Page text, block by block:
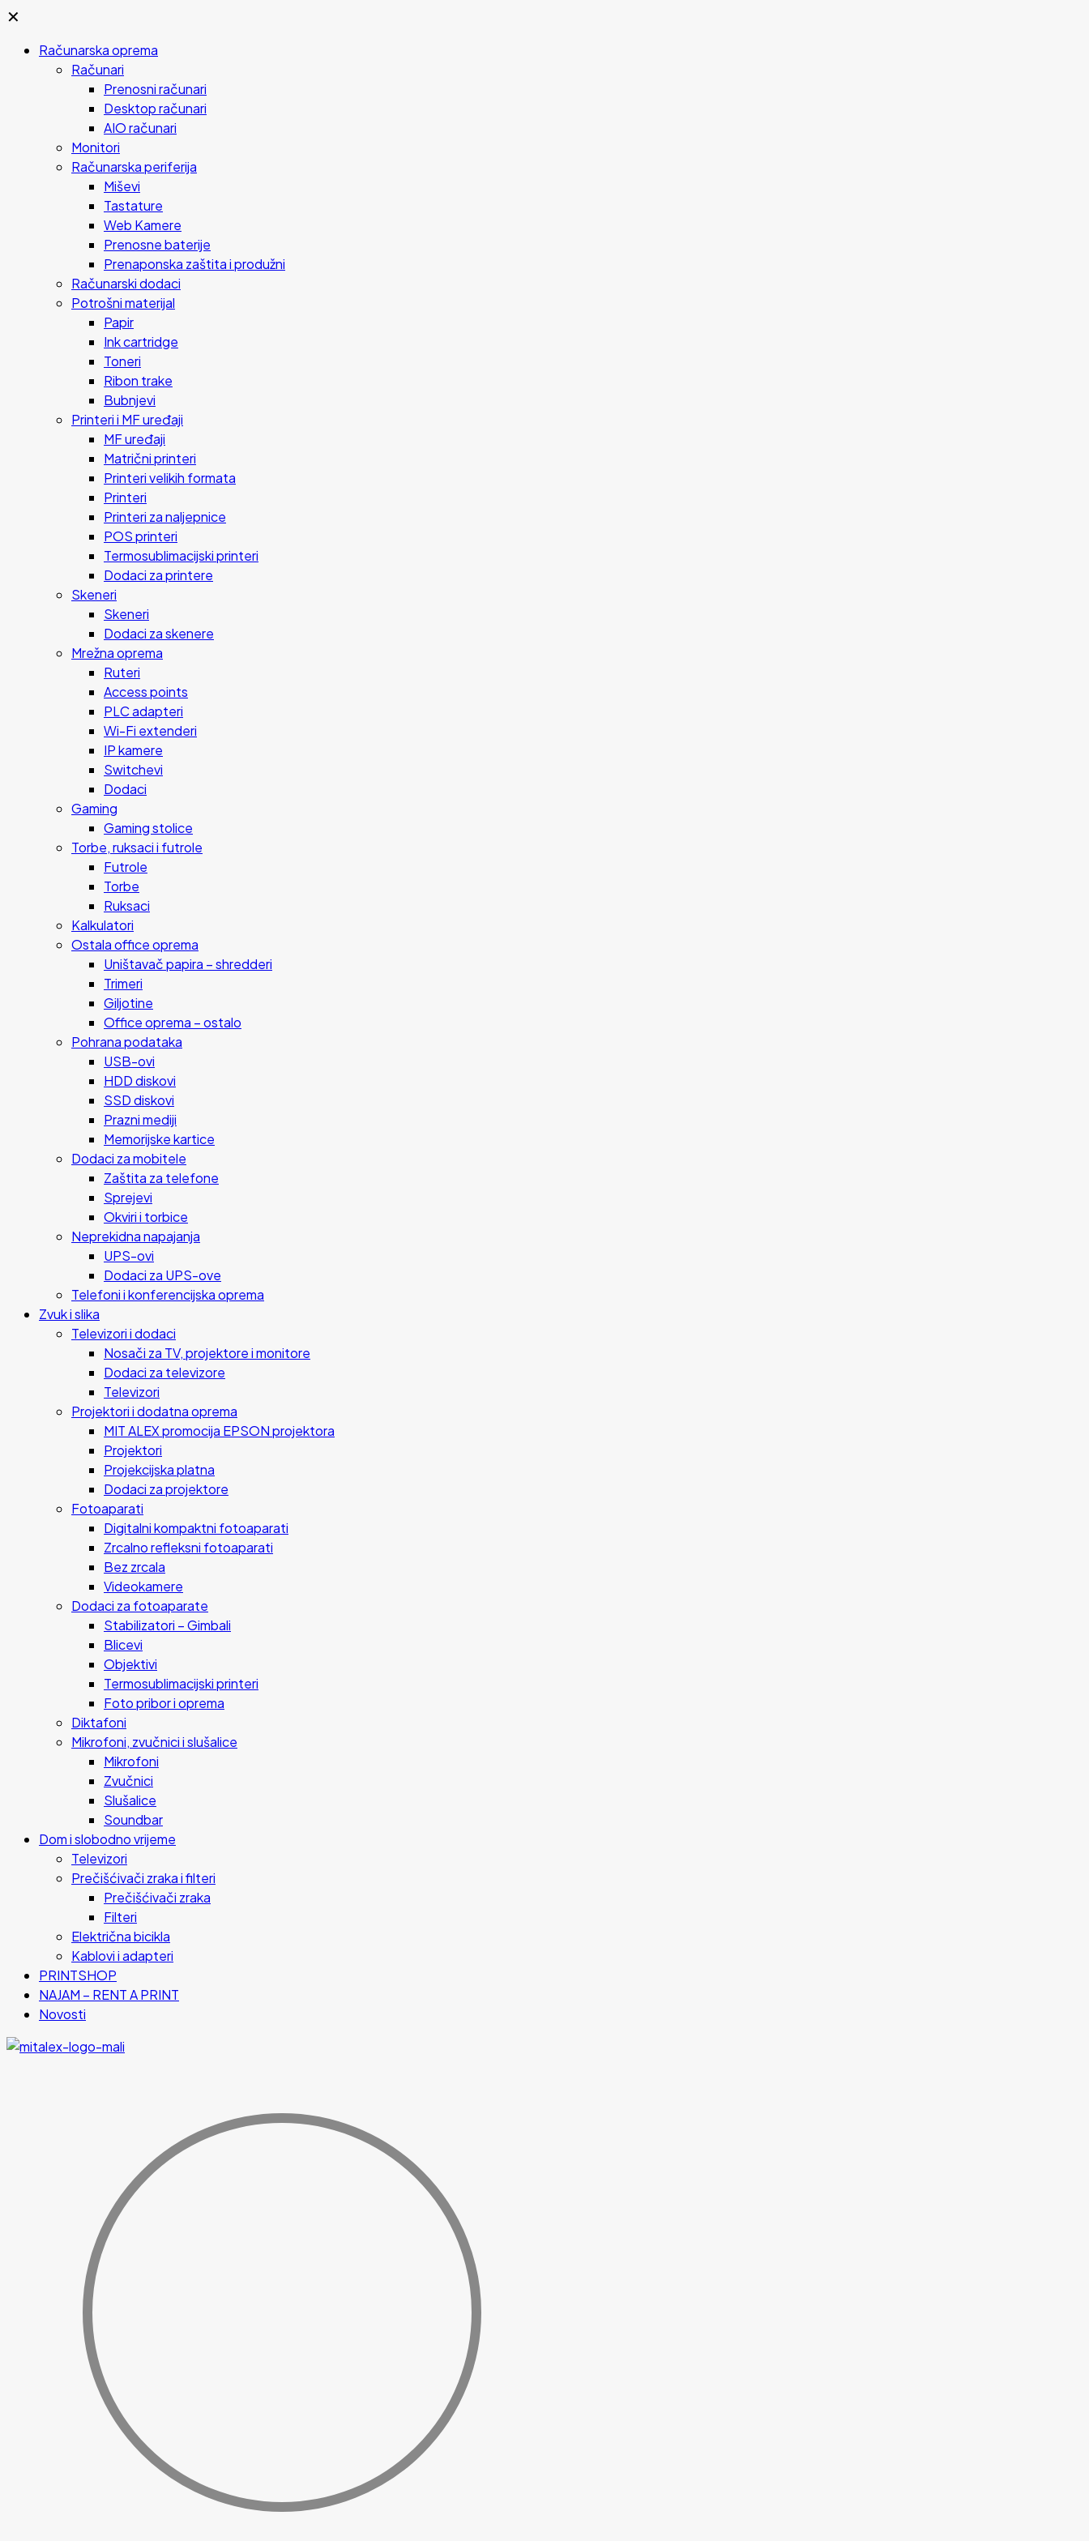
✕
Računarska oprema
Računari
Prenosni računari
Desktop računari
AIO računari
Monitori
Računarska periferija
Miševi
Tastature
Web Kamere
Prenosne baterije
Prenaponska zaštita i produžni
Računarski dodaci
Potrošni materijal
Papir
Ink cartridge
Toneri
Ribon trake
Bubnjevi
Printeri i MF uređaji
MF uređaji
Matrični printeri
Printeri velikih formata
Printeri
Printeri za naljepnice
POS printeri
Termosublimacijski printeri
Dodaci za printere
Skeneri
Skeneri
Dodaci za skenere
Mrežna oprema
Ruteri
Access points
PLC adapteri
Wi-Fi extenderi
IP kamere
Switchevi
Dodaci
Gaming
Gaming stolice
Torbe, ruksaci i futrole
Futrole
Torbe
Ruksaci
Kalkulatori
Ostala office oprema
Uništavač papira – shredderi
Trimeri
Giljotine
Office oprema – ostalo
Pohrana podataka
USB-ovi
HDD diskovi
SSD diskovi
Prazni mediji
Memorijske kartice
Dodaci za mobitele
Zaštita za telefone
Sprejevi
Okviri i torbice
Neprekidna napajanja
UPS-ovi
Dodaci za UPS-ove
Telefoni i konferencijska oprema
Zvuk i slika
Televizori i dodaci
Nosači za TV, projektore i monitore
Dodaci za televizore
Televizori
Projektori i dodatna oprema
MIT ALEX promocija EPSON projektora
Projektori
Projekcijska platna
Dodaci za projektore
Fotoaparati
Digitalni kompaktni fotoaparati
Zrcalno refleksni fotoaparati
Bez zrcala
Videokamere
Dodaci za fotoaparate
Stabilizatori – Gimbali
Blicevi
Objektivi
Termosublimacijski printeri
Foto pribor i oprema
Diktafoni
Mikrofoni, zvučnici i slušalice
Mikrofoni
Zvučnici
Slušalice
Soundbar
Dom i slobodno vrijeme
Televizori
Prečišćivači zraka i filteri
Prečišćivači zraka
Filteri
Električna bicikla
Kablovi i adapteri
PRINTSHOP
NAJAM – RENT A PRINT
Novosti